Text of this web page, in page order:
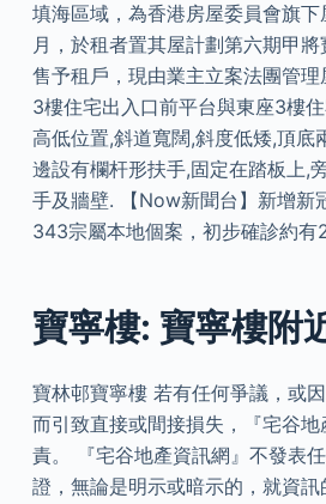
填海區域，為香港房屋委員會旗
月，於租者置其屋計劃第六期甲
售予租戶，現由業主立案法團管
3樓住宅出入口前平台與東座3樓
高低位置,斜道寬闊,斜度低矮,頂底
邊設有欄杆形扶手,固定在踏板上,
手及牆壁. 【Now新聞台】新增新
343宗屬本地個案，初步確診約有
寶寧樓: 寶寧樓附
寶林邨寶寧樓 若有任何爭議，或
而引致直接或間接損失，『宅谷地
責。 『宅谷地產資訊網』不發表
證，無論是明示或暗示的，就資